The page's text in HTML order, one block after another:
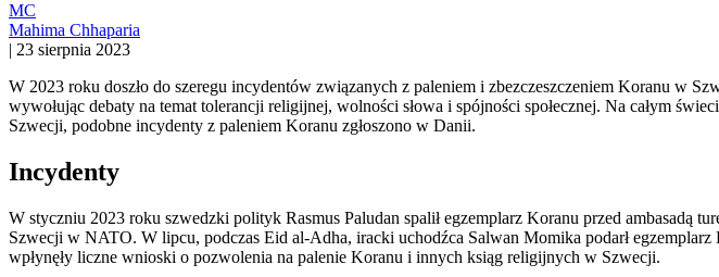
MC
Mahima Chhaparia
| 23 sierpnia 2023
W 2023 roku doszło do szeregu incydentów związanych z paleniem i zbezczeszczeniem Koranu w
wywołując debaty na temat tolerancji religijnej, wolności słowa i spójności społecznej. Na całym
Szwecji, podobne incydenty z paleniem Koranu zgłoszono w Danii.
Incydenty
W styczniu 2023 roku szwedzki polityk Rasmus Paludan spalił egzemplarz Koranu przed ambasadą
Szwecji w NATO. W lipcu, podczas Eid al-Adha, iracki uchodźca Salwan Momika podarł
wpłynęły liczne wnioski o pozwolenia na palenie Koranu i innych ksiąg religijnych w Szwecji.